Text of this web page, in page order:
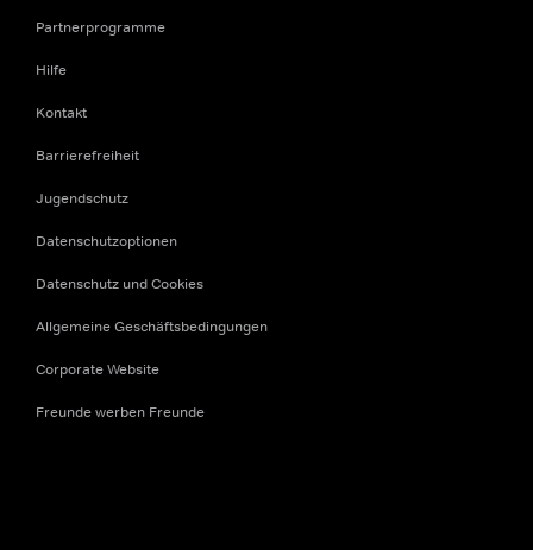
Partnerprogramme
Hilfe
Kontakt
Barrierefreiheit
Jugendschutz
Datenschutzoptionen
Datenschutz und Cookies
Allgemeine Geschäftsbedingungen
Corporate Website
Freunde werben Freunde